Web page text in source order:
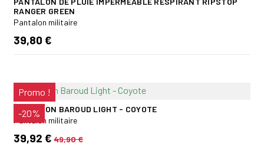
RANGER GREEN
Pantalon militaire
39,80 €
Promo !
-20%
PANTALON BAROUD LIGHT - COYOTE
Pantalon militaire
39,92 € 49,90 €